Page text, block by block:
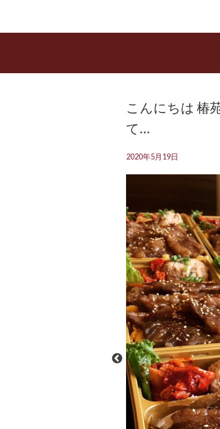
こんにちは️ 椿
て…
2020年5月19日